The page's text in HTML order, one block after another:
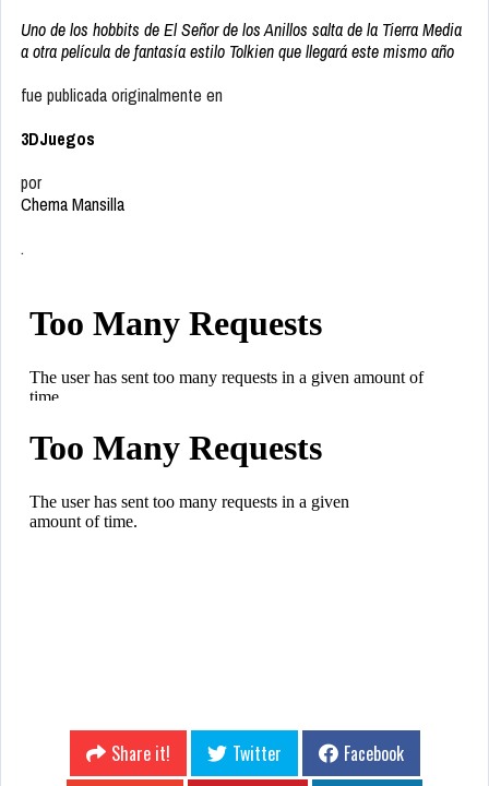
Uno de los hobbits de El Señor de los Anillos salta de la Tierra Media
a otra película de fantasía estilo Tolkien que llegará este mismo año
fue publicada originalmente en
3DJuegos
por
Chema Mansilla
.
Share it! Twitter
Facebook